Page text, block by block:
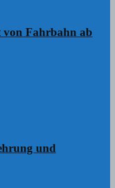
Fahrbahn ab
und